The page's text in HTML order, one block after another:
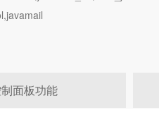
面板功能